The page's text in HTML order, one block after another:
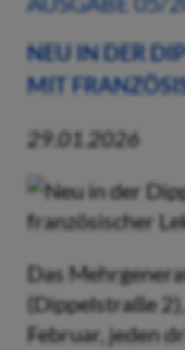
NEU IN DER
MIT
29.01.2026
Das
(Dippelstraße
Februar, jeden